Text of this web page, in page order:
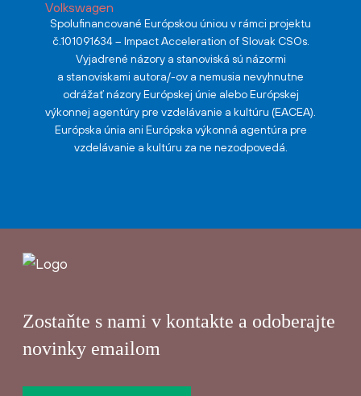
Spolufinancované Európskou úniou v rámci projektu
č.101091634 – Impact Acceleration of Slovak CSOs.
Vyjadrené názory a stanoviská sú názormi
a stanoviskami autora/-ov a nemusia nevyhnutne
odrážať názory Európskej únie alebo Európskej
výkonnej agentúry pre vzdelávanie a kultúru (EACEA).
Európska únia ani Európska výkonná agentúra pre
vzdelávanie a kultúru za ne nezodpovedá.
Zostaňte s nami v kontakte a odoberajte
novinky emailom